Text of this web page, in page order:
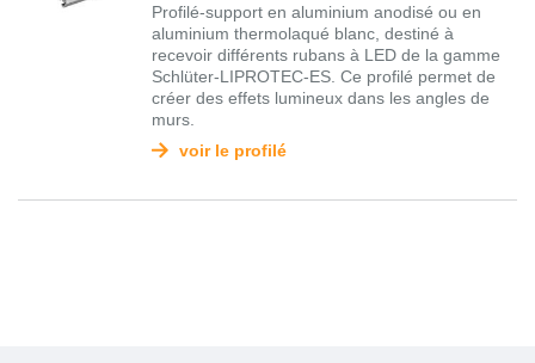
Profilé-support en aluminium anodisé ou en
aluminium thermolaqué blanc, destiné à
recevoir différents rubans à LED de la gamme
Schlüter-LIPROTEC-ES. Ce profilé permet de
créer des effets lumineux dans les angles de
murs.
voir le profilé